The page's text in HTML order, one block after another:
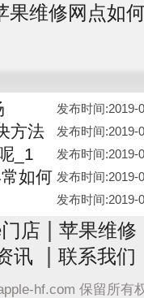
果维修网点如
发布时间:2019-
方法 发布时间:2019-
_1 发布时间:2019-
如何 发布时间:2019-
发布时间:2019-
店 苹果维修
讯 联系我们
hf.com 保留所有